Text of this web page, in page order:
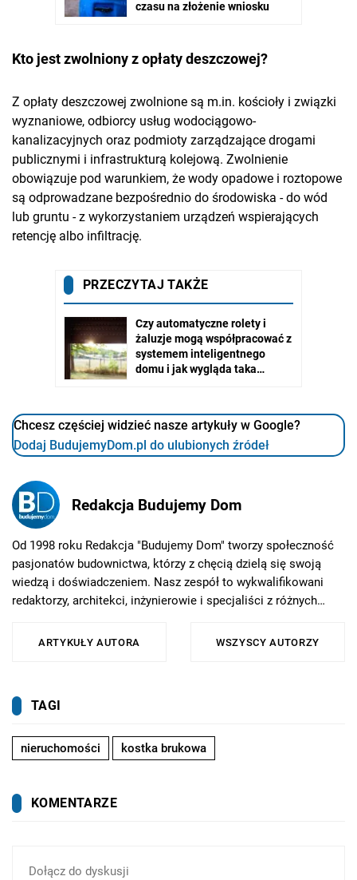
Kto jest zwolniony z opłaty deszczowej?
Z opłaty deszczowej zwolnione są m.in. kościoły i związki
wyznaniowe, odbiorcy usług wodociągowo-
kanalizacyjnych oraz podmioty zarządzające drogami
publicznymi i infrastrukturą kolejową. Zwolnienie
obowiązuje pod warunkiem, że wody opadowe i roztopowe
są odprowadzane bezpośrednio do środowiska - do wód
lub gruntu - z wykorzystaniem urządzeń wspierających
retencję albo infiltrację.
Chcesz częściej widzieć nasze artykuły w Google?
Dodaj BudujemyDom.pl do ulubionych źródeł
Redakcja Budujemy Dom
Od 1998 roku Redakcja "Budujemy Dom" tworzy społeczność
pasjonatów budownictwa, którzy z chęcią dzielą się swoją
wiedzą i doświadczeniem. Nasz zespół to wykwalifikowani
redaktorzy, architekci, inżynierowie i specjaliści z różnych
śledzą najnowsze trendy.
ARTYKUŁY AUTORA WSZYSCY AUTORZY
TAGI
nieruchomości kostka brukowa
KOMENTARZE